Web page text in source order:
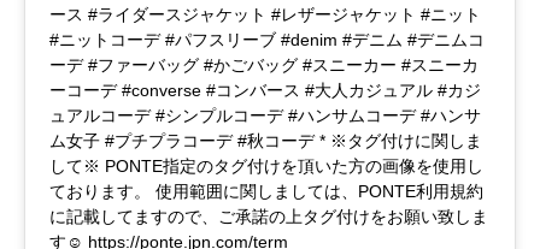
ース #ライダースジャケット #レザージャケット #ニット
#ニットコーデ #パフスリーブ #denim #デニム #デニムコ
ーデ #ファーバッグ #かごバッグ #スニーカー #スニーカ
ーコーデ #converse #コンバース #大人カジュアル #カジ
ュアルコーデ #シンプルコーデ #ハンサムコーデ #ハンサ
ム女子 #プチプラコーデ #秋コーデ * ※タグ付けに関しま
して※ PONTE指定のタグ付けを頂いた方の画像を使用し
ております。 使用範囲に関しましては、PONTE利用規約
に記載してますので、ご承諾の上タグ付けをお願い致しま
す☺︎ https://ponte.jpn.com/term ​